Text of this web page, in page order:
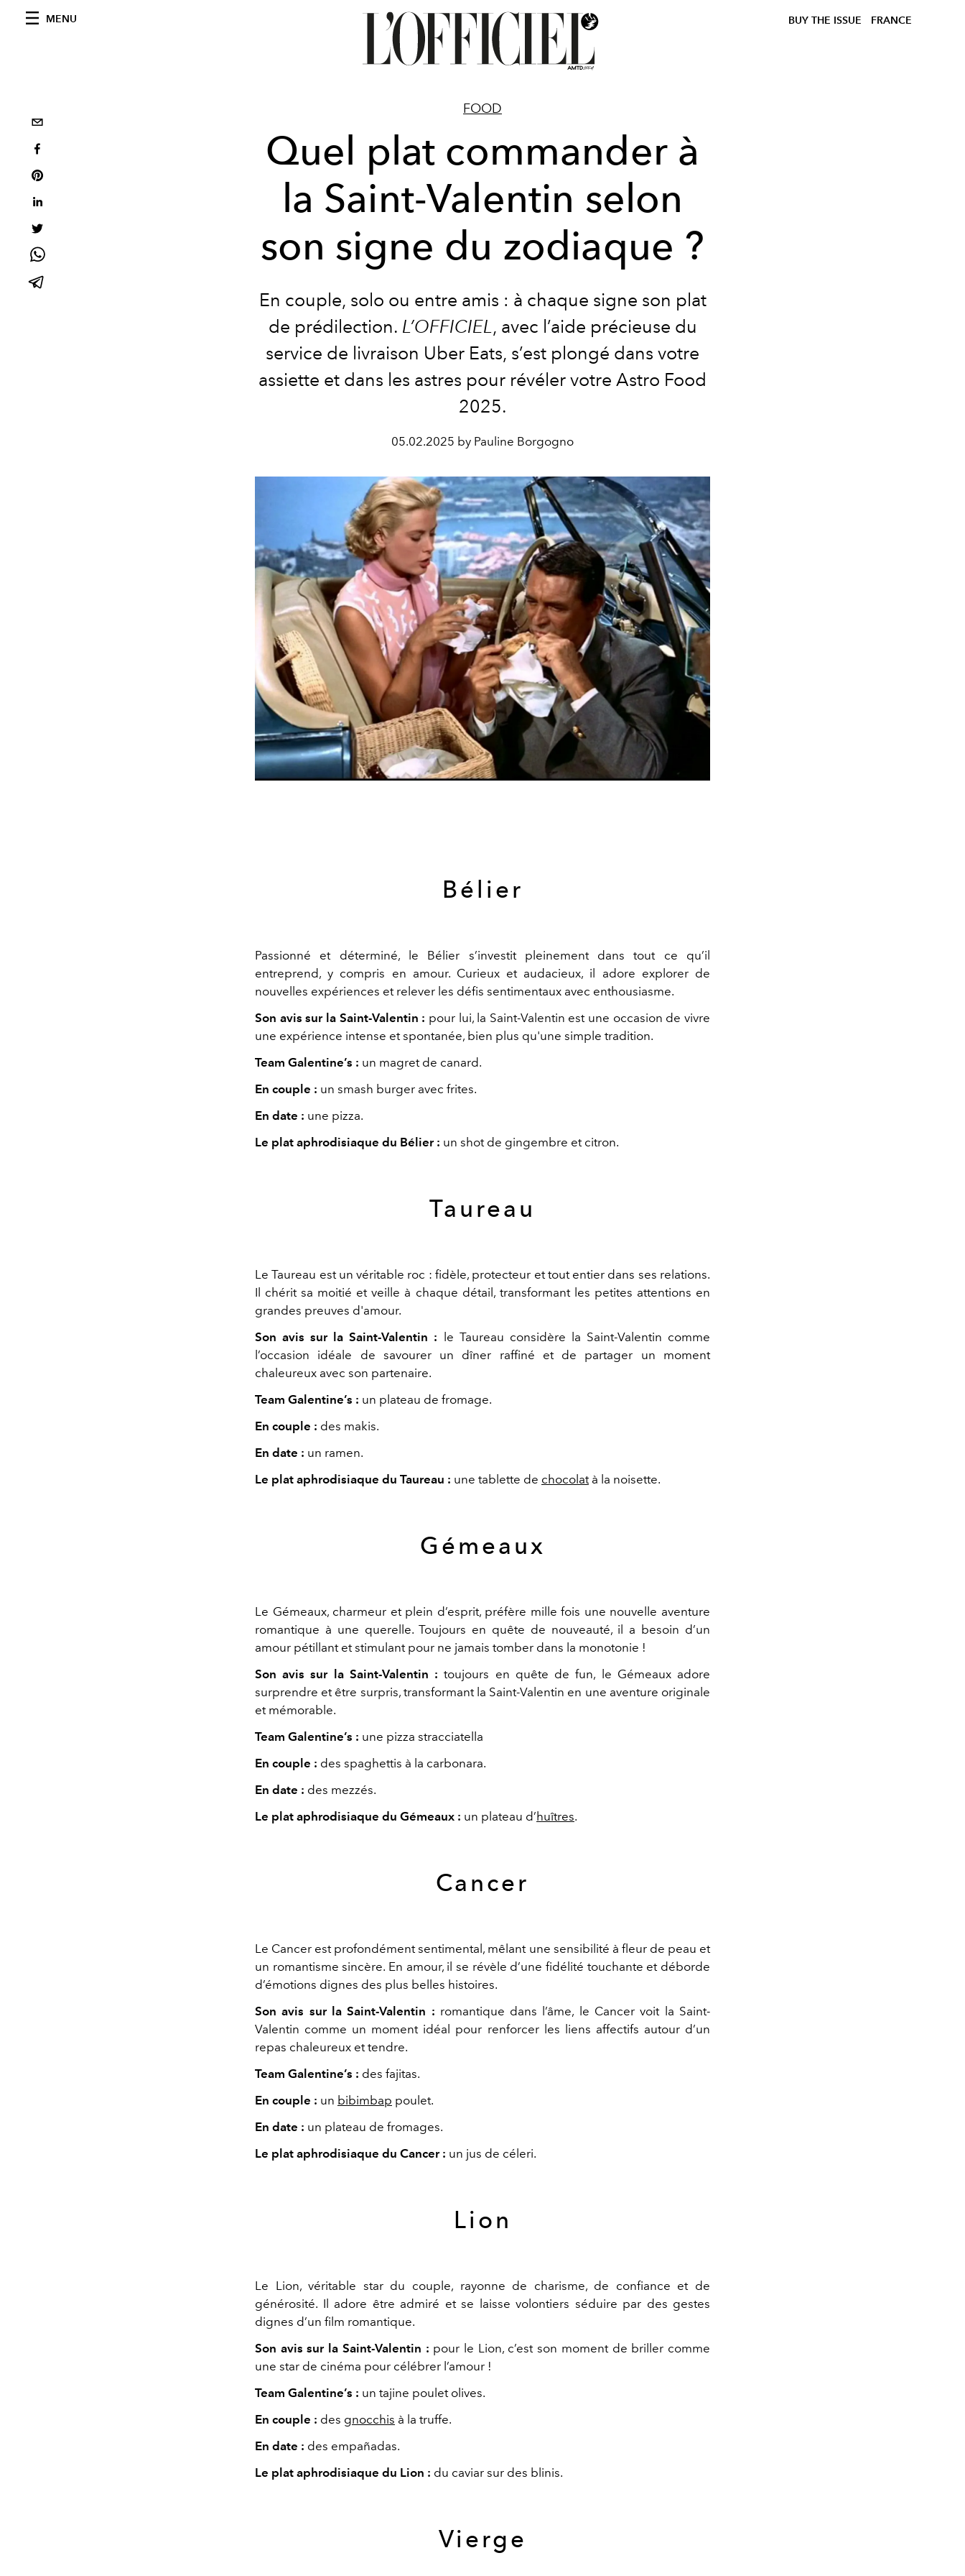
MENU BUY THE ISSUE FRANCE
FOOD
Quel plat commander à
la Saint-Valentin selon
son signe du zodiaque ?
En couple, solo ou entre amis : à chaque signe son plat
de prédilection. L’OFFICIEL, avec l’aide précieuse du
service de livraison Uber Eats, s’est plongé dans votre
assiette et dans les astres pour révéler votre Astro Food
2025.
05.02.2025 by Pauline Borgogno
Bélier
Passionné et déterminé, le Bélier s’investit pleinement dans tout ce qu’il
entreprend, y compris en amour. Curieux et audacieux, il adore explorer de
nouvelles expériences et relever les défis sentimentaux avec enthousiasme.
Son avis sur la Saint-Valentin : pour lui, la Saint-Valentin est une occasion de vivre
une expérience intense et spontanée, bien plus qu'une simple tradition.
Team Galentine’s : un magret de canard.
En couple : un smash burger avec frites.
En date : une pizza.
Le plat aphrodisiaque du Bélier : un shot de gingembre et citron.
Taureau
Le Taureau est un véritable roc : fidèle, protecteur et tout entier dans ses relations.
Il chérit sa moitié et veille à chaque détail, transformant les petites attentions en
grandes preuves d'amour.
Son avis sur la Saint-Valentin : le Taureau considère la Saint-Valentin comme
l’occasion idéale de savourer un dîner raffiné et de partager un moment
chaleureux avec son partenaire.
Team Galentine’s : un plateau de fromage.
En couple : des makis.
En date : un ramen.
Le plat aphrodisiaque du Taureau : une tablette de chocolatà la noisette.
Gémeaux
Le Gémeaux, charmeur et plein d’esprit, préfère mille fois une nouvelle aventure
romantique à une querelle. Toujours en quête de nouveauté, il a besoin d’un
amour pétillant et stimulant pour ne jamais tomber dans la monotonie !
Son avis sur la Saint-Valentin :toujours en quête de fun, le Gémeaux adore
surprendre et être surpris, transformant la Saint-Valentin en une aventure originale
et mémorable.
Team Galentine’s : une pizza stracciatella
En couple : des spaghettis à la carbonara.
En date : des mezzés.
Le plat aphrodisiaque du Gémeaux : un plateau d’huîtres.
Cancer
Le Cancer est profondément sentimental, mêlant une sensibilité à fleur de peau et
un romantisme sincère. En amour, il se révèle d’une fidélité touchante et déborde
d’émotions dignes des plus belles histoires.
Son avis sur la Saint-Valentin : romantique dans l’âme, le Cancer voit la Saint-
Valentin comme un moment idéal pour renforcer les liens affectifs autour d’un
repas chaleureux et tendre.
Team Galentine’s : des fajitas.
En couple : un bibimbap poulet.
En date : un plateau de fromages.
Le plat aphrodisiaque du Cancer : un jus de céleri.
Lion
Le Lion, véritable star du couple, rayonne de charisme, de confiance et de
générosité. Il adore être admiré et se laisse volontiers séduire par des gestes
dignes d’un film romantique.
Son avis sur la Saint-Valentin : pour le Lion, c’est son moment de briller comme
une star de cinéma pour célébrer l’amour !
Team Galentine’s : un tajine poulet olives.
En couple : des gnocchis à la truffe.
En date : des empañadas.
Le plat aphrodisiaque du Lion : du caviar sur des blinis.
Vierge